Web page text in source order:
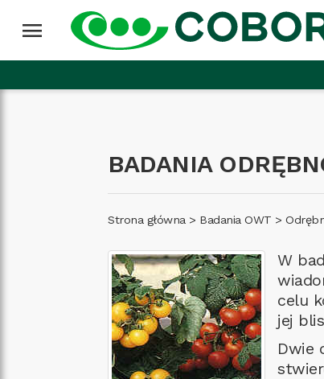
Przejdź do treści
menu
BADANIA
Strona główna > Badania OWT >
W
celu
jej
Dwie
Wróć na górę